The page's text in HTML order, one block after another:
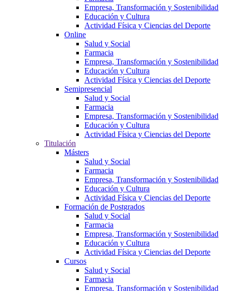
Empresa, Transformación y Sostenibilidad
Educación y Cultura
Actividad Física y Ciencias del Deporte
Online
Salud y Social
Farmacia
Empresa, Transformación y Sostenibilidad
Educación y Cultura
Actividad Física y Ciencias del Deporte
Semipresencial
Salud y Social
Farmacia
Empresa, Transformación y Sostenibilidad
Educación y Cultura
Actividad Física y Ciencias del Deporte
Titulación
Másters
Salud y Social
Farmacia
Empresa, Transformación y Sostenibilidad
Educación y Cultura
Actividad Física y Ciencias del Deporte
Formación de Postgrados
Salud y Social
Farmacia
Empresa, Transformación y Sostenibilidad
Educación y Cultura
Actividad Física y Ciencias del Deporte
Cursos
Salud y Social
Farmacia
Empresa, Transformación y Sostenibilidad